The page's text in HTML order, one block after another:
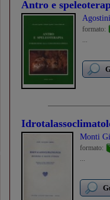
Antro e
formato:
...
Monti
formato:
...